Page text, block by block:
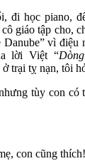
đi học piano,
giáo tập cho,
vì điệu
lời Việt “
trại tỵ nạn, tôi
tùy con có
con cũng thích!